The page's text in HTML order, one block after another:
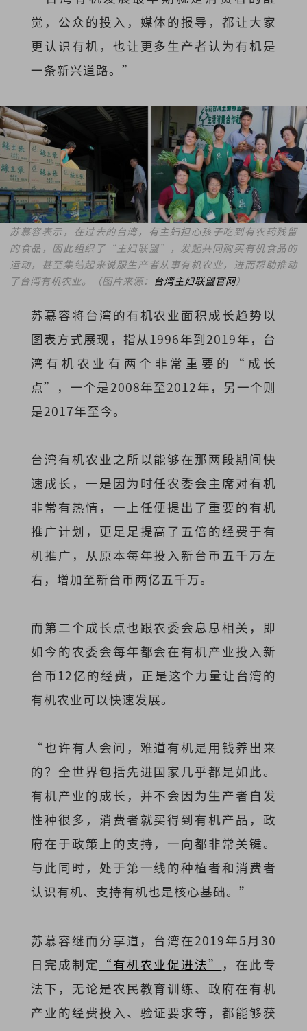
觉，公众的投入，媒体的报导，都让大家
更认识有机，也让更多生产者认为有机是
一条新兴道路。”
苏慕容表示，在过去的台湾，有主妇担心孩子吃到有农药残留
的食品，因此组织了“主妇联盟”，发起共同购买有机食品的
运动，甚至集结起来说服生产者从事有机农业，进而帮助推动
了台湾有机农业。（图片来源： 台湾主妇联盟官网）
苏慕容将台湾的有机农业面积成长趋势以
图表方式展现，指从1996年到2019年，台
湾有机农业有两个非常重要的“成长
点”，一个是2008年至2012年，另一个则
是2017年至今。
台湾有机农业之所以能够在那两段期间快
速成长，一是因为时任农委会主席对有机
非常有热情，一上任便提出了重要的有机
推广计划，更足足提高了五倍的经费于有
机推广，从原本每年投入新台币五千万左
右，增加至新台币两亿五千万。
而第二个成长点也跟农委会息息相关，即
如今的农委会每年都会在有机产业投入新
台币12亿的经费，正是这个力量让台湾的
有机农业可以快速发展。
“也许有人会问，难道有机是用钱养出来
的？全世界包括先进国家几乎都是如此。
有机产业的成长，并不会因为生产者自发
性种很多，消费者就买得到有机产品，政
府在于政策上的支持，一向都非常关键。
与此同时，处于第一线的种植者和消费者
认识有机、支持有机也是核心基础。”
苏慕容继而分享道，台湾在2019年5月30
日完成制定 “有机农业促进法”
，在此专
法下，无论是农民教育训练、政府在有机
产业的经费投入、验证要求等，都能够获